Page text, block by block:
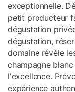
exceptionnelle.
petit producteur
dégustation
dégustation,
domaine révèle
champagne
l'excellence.
expérience